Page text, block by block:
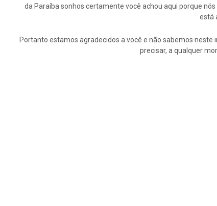
da Paraíba sonhos certamente você achou aqui porque
está
Portanto estamos agradecidos a você e não sabemos
precisar, a qualquer